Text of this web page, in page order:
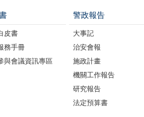
皮書
務手冊
與會議資訊專區
警政報告
大事記
治安會報
施政計畫
機關工作報告
研究報告
法定預算書